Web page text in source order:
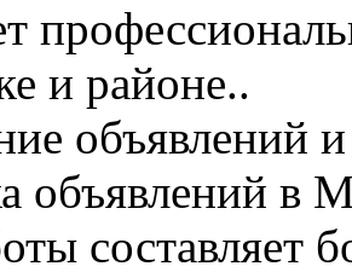
и районе..
объявлений
объявлений в
составляет